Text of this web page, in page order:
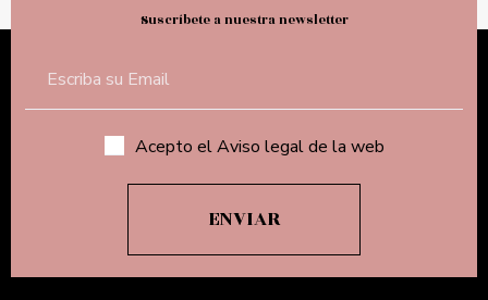
Suscríbete a nuestra newsletter
Acepto el Aviso legal de la web